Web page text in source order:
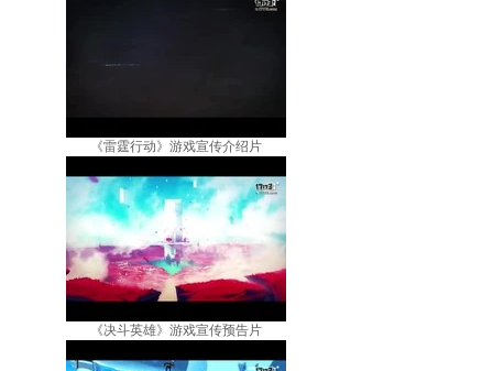
《雷霆行动》游戏宣传介绍片
《决斗英雄》游戏宣传预告片